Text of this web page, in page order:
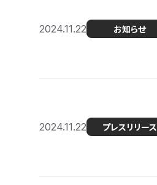
2024.11.22 お知らせ
2024.11.22 プレスリリース